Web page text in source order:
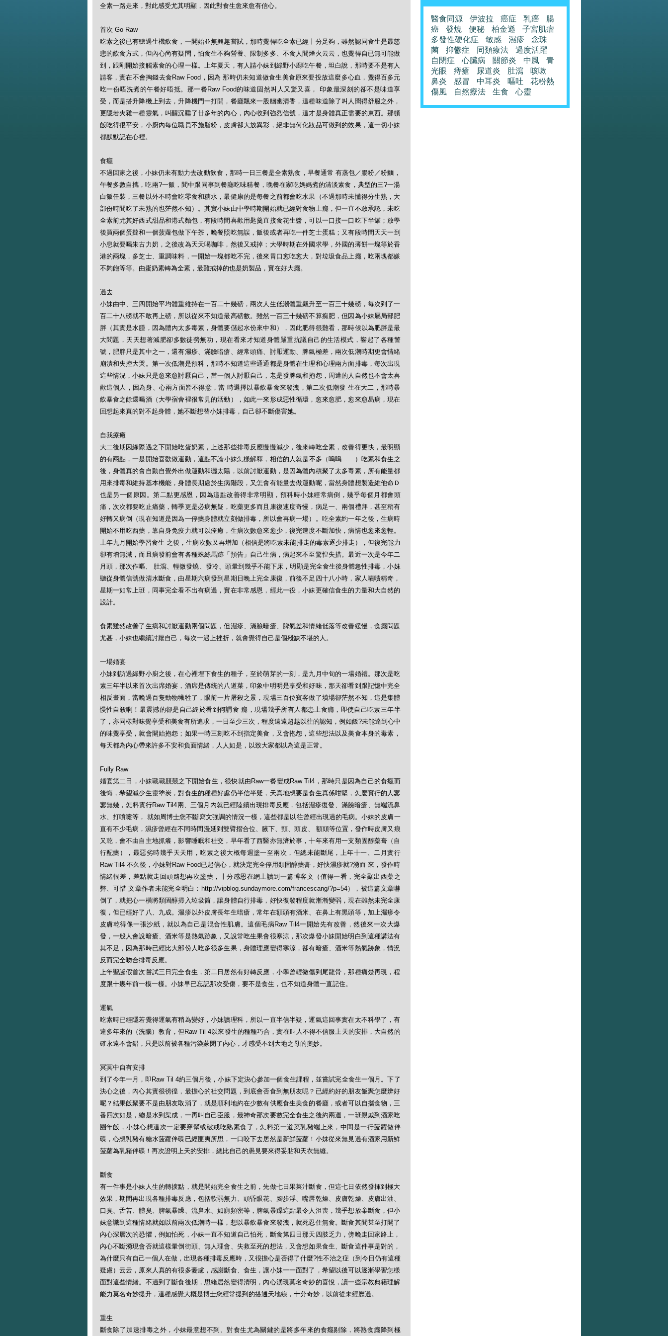
全素一路走來，對此感受尤其明顯，因此對食生愈來愈有信心。
首次 Go Raw
吃素之後已有聽過生機飲食，一開始並無興趣嘗試，那時覺得吃全素已經十分足夠，雖然認同食生是最慈
悲的飲食方式，但內心尚有疑問，怕食生不夠營養、限制多多、不食人間煙火云云，也覺得自已無可能做
到，跟剛開始接觸素食的心理一樣。上年夏天，有人請小妹到綠野小廚吃午餐，坦白說，那時要不是有人
請客，實在不會掏錢去食Raw Food，因為 那時仍未知道做食生美食原來要投放這麼多心血，覺得百多元
吃一份唔洗煮的午餐好唔抵。那一餐Raw Food的味道固然叫人又驚又喜， 印象最深刻的卻不是味道享
受，而是搭升降機上到去，升降機門一打開，餐廳飄來一股幽幽清香，這種味道除了叫人聞得舒服之外，
更隱若夾雜一種靈氣，叫醒沉睡了廿多年的內心，內心收到強烈信號，這才是身體真正需要的東西。那頓
飯吃得很平安，小廚內每位職員不施脂粉，皮膚卻大放異彩，絕非無何化妝品可做到的效果，這一切小妹
都默默記在心裡。
食癮
不過回家之後，小妹仍未有動力去改動飲食，那時一日三餐是全素熟食，早餐通常 有蒸包／腸粉／粉麵，
午餐多數自攜，吃兩?一飯，間中跟同事到餐廳吃味精餐，晚餐在家吃媽媽煮的清淡素食，典型的三?一湯
白飯任裝，三餐以外不時會吃零食和糖水，最健康的是每餐之前都會吃水果（不過那時未懂得分生熟，大
部份時間吃了未熟的也茫然不知）。其實小妹由中學時期開始就已經對食物上癮，但一直不敢承認，未吃
全素前尤其好西式甜品和港式麵包，有段時間喜歡用匙羹直接食花生醬，可以一口接一口吃下半罐；放學
後買兩個蛋撻和一個菠蘿包做下午茶，晚餐照吃無誤，飯後或者再吃一件芝士蛋糕；又有段時間天天一到
小息就要喝朱古力奶，之後改為天天喝咖啡，然後又戒掉；大學時期在外國求學，外國的薄餅一塊等於香
港的兩塊，多芝士、重調味料，一開始一塊都吃不完，後來胃口愈吃愈大，對垃圾食品上癮，吃兩塊都嫌
不夠飽等等。由蛋奶素轉為全素，最難戒掉的也是奶製品，實在好大癮。
過去…
小妹由中、三四開始平均體重維持在一百二十幾磅，兩次人生低潮體重飆升至一百三十幾磅，每次到了一
百二十八磅就不敢再上磅，所以從來不知道最高磅數。雖然一百三十幾磅不算痴肥，但因為小妹屬局部肥
胖（其實是水腫，因為體內太多毒素，身體要儲起水份來中和），因此肥得很難看，那時候以為肥胖是最
大問題，天天想著減肥卻多數徒勞無功，現在看來才知道身體嚴重抗議自己的生活模式，響起了各種警
號，肥胖只是其中之一，還有濕疹、滿臉暗瘡、經常頭痛、討厭運動、脾氣極差，兩次低潮時期更會情緒
崩潰和失控大哭。第一次低潮是預科，那時不知道這些通通都是身體在生理和心理兩方面排毒，每次出現
這些情況，小妹只是愈來愈討厭自己，當一個人討厭自己，老是發脾氣和抱怨，周遭的人自然也不會太喜
歡這個人，因為身、心兩方面皆不得意，當 時選擇以暴飲暴食來發洩，第二次低潮發 生在大二，那時暴
飲暴食之餘還喝酒（大學宿舍裡很常見的活動），如此一來形成惡性循環，愈來愈肥，愈來愈易病，現在
回想起來真的對不起身體，她不斷想替小妹排毒，自己卻不斷傷害她。
自我療癒
大二後期因緣際遇之下開始吃蛋奶素，上述那些排毒反應慢慢減少，後來轉吃全素，改善得更快，最明顯
的有兩點，一是開始喜歡做運動，這點不論小妹怎樣解釋，相信的人就是不多（嗚嗚……）吃素和食生之
後，身體真的會自動自覺外出做運動和曬太陽，以前討厭運動，是因為體內積聚了太多毒素，所有能量都
用來排毒和維持基本機能，身體長期處於生病階段，又怎會有能量去做運動呢，當然身體想製造維他命Ｄ
也是另一個原因。第二點更感恩，因為這點改善得非常明顯，預科時小妹經常病倒，幾乎每個月都會頭
痛，次次都要吃止痛藥，轉季更是必病無疑，吃藥更多而且康復速度奇慢，病足一、兩個禮拜，甚至稍有
好轉又病倒（現在知道是因為一停藥身體就立刻做排毒，所以會再病一場）。吃全素約一年之後，生病時
開始不用吃西藥，靠自身免疫力就可以痊癒，生病次數愈來愈少，復完速度不斷加快，病情也愈來愈輕。
上年九月開始學習食生 之後，生病次數又再增加（相信是將吃素未能排走的毒素逐少排走），但復完能力
卻有增無減，而且病發前會有各種蛛絲馬跡「預告」自己生病，病起來不至驚惶失措。最近一次是今年二
月頭，那次作嘔、 肚瀉、輕微發燒、發冷、頭暈到幾乎不能下床，明顯是完全食生後身體急性排毒，小妹
聽從身體信號做清水斷食，由星期六病發到星期日晚上完全康復，前後不足四十八小時，家人嘖嘖稱奇，
星期一如常上班，同事完全看不出有病過，實在非常感恩，經此一役，小妹更確信食生的力量和大自然的
設計。
食素雖然改善了生病和討厭運動兩個問題，但濕疹、滿臉暗瘡、脾氣差和情緒低落等改善緩慢，食癮問題
尤甚，小妹也繼續討厭自己，每次一遇上挫折，就會覺得自己是個殘缺不堪的人。
一場婚宴
小妹到訪過綠野小廚之後，在心裡埋下食生的種子，至於萌芽的一刻，是九月中旬的一場婚禮。那次是吃
素三年半以來首次出席婚宴，酒席是傳統的八道菜，印象中明明是享受和好味，那天卻看到跟記憶中完全
相反畫面，當晚過百隻動物犧牲了，眼前一片屠殺之景，現場三百位賓客做了墳場卻茫然不知，這是集體
慢性自殺啊！最震撼的卻是自己終於看到何謂食 癮，現場幾乎所有人都患上食癮，即使自己吃素三年半
了，亦同樣對味覺享受和美食有所追求，一日至少三次，程度遠遠超越以往的認知，例如飯?未能達到心中
的味覺享受，就會開始抱怨；如果一時三刻吃不到指定美食，又會抱怨，這些想法以及美食本身的毒素，
每天都為內心帶來許多不安和負面情緒，人人如是，以致大家都以為這是正常。
Fully Raw
婚宴第二日，小妹戰戰競競之下開始食生，很快就由Raw一餐變成Raw Til4，那時只是因為自己的食癮而
後悔，希望減少生靈塗炭，對食生的種種好處仍半信半疑，天真地想要是食生真係咁堅，怎麼實行的人寥
寥無幾，怎料實行Raw Til4兩、三個月內就已經陸續出現排毒反應，包括濕疹復發、滿臉暗瘡、無端流鼻
水、打噴嚏等， 就如周博士您不斷寫文強調的情況一樣，這些都是以往曾經出現過的毛病。小妹的皮膚一
直有不少毛病，濕疹曾經在不同時間漫延到雙臂摺合位、腋下、頸、頭皮、 額頭等位置，發作時皮膚又痕
又乾，會不由自主地抓癢，影響睡眠和社交，早年看了西醫亦無濟於事，十年來有用一支類固醇藥膏（自
行配藥），最惡劣時幾乎天天用，吃素之後大概每週塗一至兩次，但總未能斷尾，上年十一、二月實行
Raw Til4 不久後，小妹對Raw Food已起信心，就決定完全停用類固醇藥膏，好快濕疹就?湧而 來，發作時
情緒很差，差點就走回頭路想再次塗藥，十分感恩在網上讀到一篇博客文（值得一看，完全顯出西藥之
弊、可惜 文章作者未能完全明白：http://vipblog.sundaymore.com/francescang/?p=54），被這篇文章嚇
倒了，就把心一橫將類固醇掃入垃圾筒，讓身體自行排毒，好快復發程度就漸漸變弱，現在雖然未完全康
復，但已經好了八、九成。濕疹以外皮膚長年生暗瘡，常年在額頭有酒米、在鼻上有黑頭等，加上濕疹令
皮膚乾得像一張沙紙，就以為自己是混合性肌膚。這個毛病Raw Til4一開始先有改善，然後來一次大爆
發，一般人會說暗瘡、酒米等是熱氣跡象，又說常吃生果會很寒涼，那次爆發小妹開始明白到這種講法有
其不足，因為那時已經比大部份人吃多很多生果，身體理應變得寒涼，卻有暗瘡、酒米等熱氣跡象，情況
反而完全吻合排毒反應。
上年聖誕假首次嘗試三日完全食生，第二日居然有好轉反應，小學曾輕微傷到尾龍骨，那種痛楚再現，程
度跟十幾年前一模一樣。小妹早已忘記那次受傷，要不是食生，也不知道身體一直記住。
運氣
吃素時已經隱若覺得運氣有稍為變好，小妹讀理科，所以一直半信半疑，運氣這回事實在太不科學了，有
違多年來的（洗腦）教育，但Raw Til 4以來發生的種種巧合，實在叫人不得不信服上天的安排，大自然的
確永遠不會錯，只是以前被各種污染蒙閉了內心，才感受不到大地之母的奧妙。
冥冥中自有安排
到了今年一月，即Raw Til 4約三個月後，小妹下定決心參加一個食生課程，並嘗試完全食生一個月。下了
決心之後，內心其實很徬徨，最擔心的社交問題，到底會否食到無朋友呢？已經約好的朋友飯聚怎麼辨好
呢？結果飯聚要不是由朋友取消了，就是順利地約在少數有供應食生美食的餐廳，或者可以自攜食物，三
番四次如是，總是水到渠成，一再叫自己臣服，最神奇那次要數完全食生之後約兩週，一班親戚到酒家吃
團年飯，小妹心想這次一定要穿幫或破戒吃熟素食了，怎料第一道菜乳豬端上來，中間是一行菠蘿做伴
碟，心想乳豬有糖水菠蘿伴碟已經匪夷所思，一口咬下去居然是新鮮菠蘿！小妹從來無見過有酒家用新鮮
菠蘿為乳豬伴碟！再次證明上天的安排，總比自己的愚見要來得妥貼和天衣無縫。
斷食
有一件事是小妹人生的轉捩點，就是開始完全食生之前，先做七日果菜汁斷食，但這七日依然發揮到極大
效果，期間再出現各種排毒反應，包括軟弱無力、頭昏眼花、腳步浮、嘴唇乾燥、皮膚乾燥、皮膚出油、
口臭、舌苦、體臭、脾氣暴躁、流鼻水、如廁頻密等，脾氣暴躁這點最令人沮喪，幾乎想放棄斷食，但小
妹意識到這種情緒就如以前兩次低潮時一樣，想以暴飲暴食來發洩，就死忍住無食。斷食其間甚至打開了
內心深層次的恐懼，例如怕死，小妹一直不知道自己怕死，斷食第四日那天四肢乏力，傍晚走回家路上，
內心不斷湧現會否就這樣暈倒街頭、無人理會、失救至死的想法，又會想如果食生、斷食這件事是對的，
為什麼只有自己一個人在做，出現各種排毒反應時，又很擔心是否得了什麼?性不治之症（到今日仍有這種
疑慮）云云，原來人真的有很多憂慮，感謝斷食、食生，讓小妹一一面對了，希望以後可以逐漸學習怎樣
面對這些情緒。不過到了斷食後期，思緒居然變得清明，內心湧現莫名奇妙的喜悅，讀一些宗教典籍理解
能力莫名奇妙提升，這種感覺大概是博士您經常提到的搭通天地線，十分奇妙，以前從未經歷過。
重生
斷食除了加速排毒之外，小妹最意想不到、對食生尤為關鍵的是將多年來的食癮剔除，將熟食癮降到極
醫食同源 伊波拉 癌症 乳癌
腸
癌
發燒 便秘 柏金遜
子宮肌瘤
多發性硬化症
敏感 濕疹
念珠
菌
抑鬱症 同類療法
過度活躍
自閉症
心臟病 關節炎 中風
青
光眼
痔瘡 尿道炎 肚瀉
咳嗽
鼻炎
感冒 中耳炎 嘔吐
花粉熱
傷風
自然療法 生食 心靈